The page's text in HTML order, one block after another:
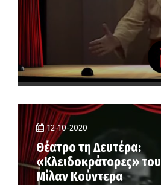
12-10-2020
Θέατρο τη Δευτέρα:
«Κλειδοκράτορες» του
Μίλαν Κούντερα